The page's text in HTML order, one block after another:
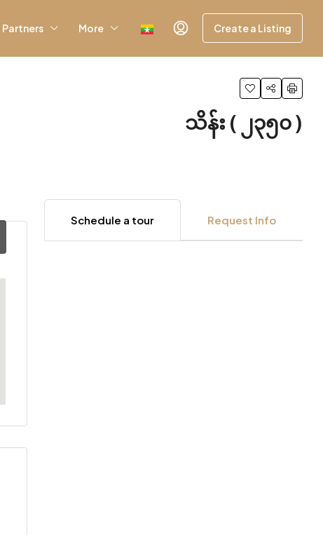
Partners More Create a Listing
သိန်း ( ၂၃၅၀ )
Schedule a tour Request Info